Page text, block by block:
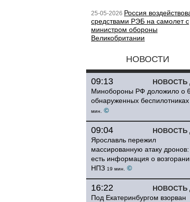
25-05-2026 Россия
средствами РЭБ на самолет с
министром обороны
Великобритании
НОВОСТИ
НОВОСТЬ
09:13
Минобороны РФ доложило о
обнаруженных беспилотниках
мин.
©
НОВОСТЬ
09:04
Ярославль пережил
массированную атаку дронов:
есть информация о
НПЗ 19 мин. ©
НОВОСТЬ
16:22
Под Екатеринбургом взорван